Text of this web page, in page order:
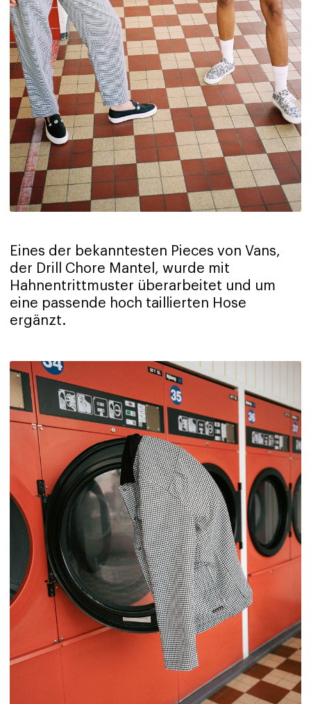
Eines der bekanntesten Pieces von Vans,
der Drill Chore Mantel, wurde mit
Hahnentrittmuster überarbeitet und um
eine passende hoch taillierten Hose
ergänzt.